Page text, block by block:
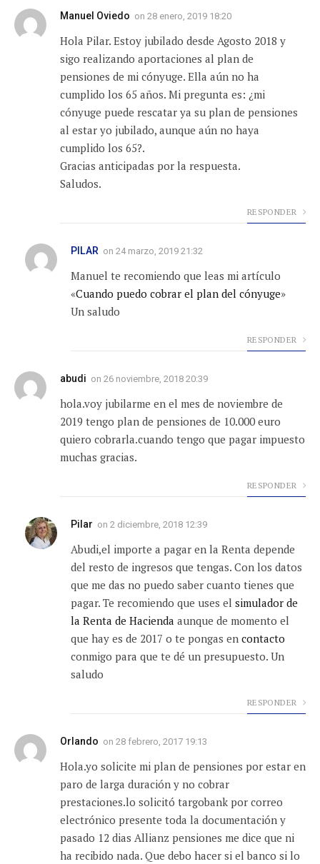
Manuel Oviedo on 28 enero, 2019 18:20
Hola Pilar. Estoy jubilado desde Agosto 2018 y
sigo realizando aportaciones al plan de
pensiones de mi cónyuge. Ella aún no ha
cumplido los 65 años. Mi pregunta es: ¿mi
cónyuge puede rescatar ya su plan de pensiones
al estar yo jubilado, aunque aún no haya
cumplido los 65?.
Gracias anticipadas por la respuesta.
Saludos.
RESPONDER
PILAR on 24 marzo, 2019 21:32
Manuel te recomiendo que leas mi artículo
«Cuando puedo cobrar el plan del cónyuge»
Un saludo
RESPONDER
abudi on 26 noviembre, 2018 20:39
hola.voy jubilarme en el mes de noviembre de
2019 tengo plan de pensiones de 10.000 euro
quiero cobrarla.cuando tengo que pagar impuesto
muchas gracias.
RESPONDER
Pilar on 2 diciembre, 2018 12:39
Abudi,el importe a pagar en la Renta depende
del resto de ingresos que tengas. Con los datos
que me das no puedo saber cuanto tienes que
pagar. Te recomiendo que uses el simulador de
la Renta de Hacienda aunque de momento el
que hay es de 2017 o te pongas en contacto
conmigo para que te dé un presupuesto. Un
saludo
RESPONDER
Orlando on 28 febrero, 2017 19:13
Hola.yo solicite mi plan de pensiones por estar en
paro de larga duración y no cobrar
prestaciones.lo solicitó targobank por correo
electrónico presente toda la documentación y
pasado 12 dias Allianz pensiones me dice que ni
ha recibido nada. Que debo hacer si el banco si lo